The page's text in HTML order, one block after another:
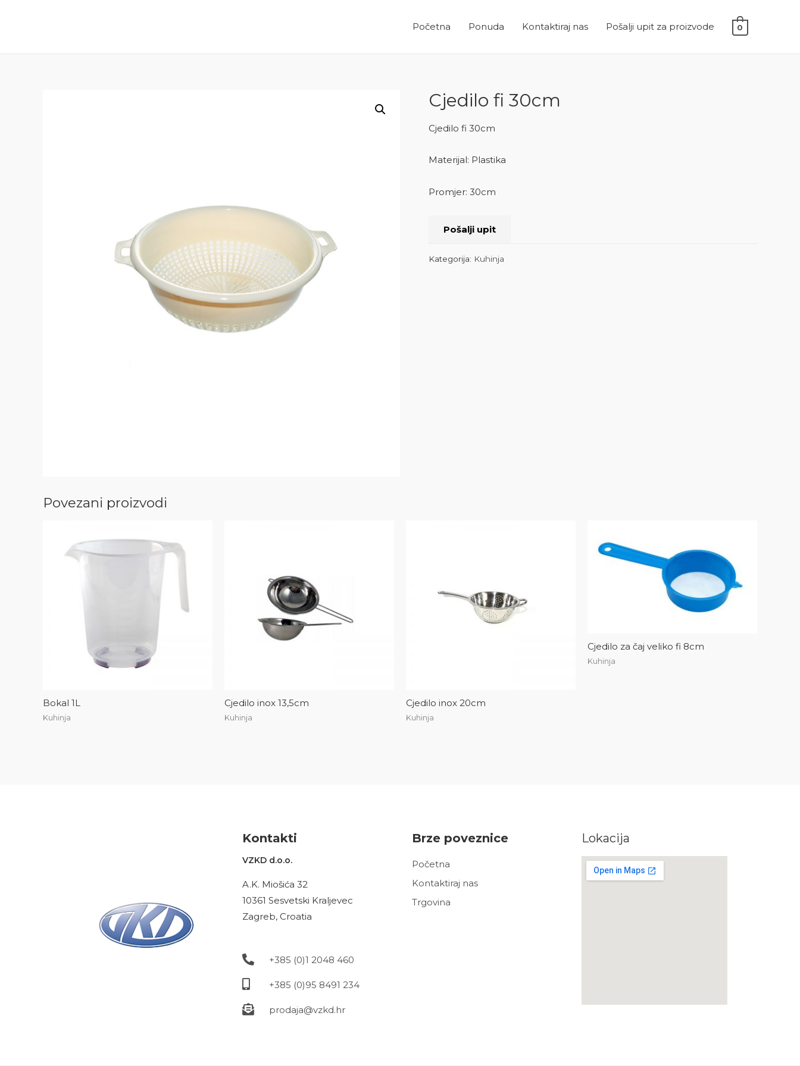
Početna Ponuda Kontaktiraj nas Pošalji upit za proizvode 0
Cjedilo fi 30cm
Cjedilo fi 30cm
Materijal: Plastika
Promjer: 30cm
Pošalji upit
Kategorija: Kuhinja
Povezani proizvodi
Bokal 1L
Kuhinja
Cjedilo inox 13,5cm
Kuhinja
Cjedilo inox 20cm
Kuhinja
Cjedilo za čaj veliko fi 8cm
Kuhinja
Kontakti
VZKD d.o.o.
A.K. Miošića 32
10361 Sesvetski Kraljevec
Zagreb, Croatia
+385 (0)1 2048 460
+385 (0)95 8491 234
prodaja@vzkd.hr
Brze poveznice
Početna
Kontaktiraj nas
Trgovina
Lokacija